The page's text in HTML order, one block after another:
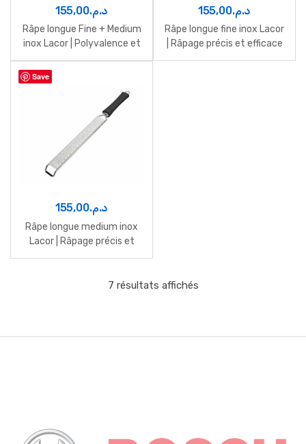
د.م.155,00
Râpe longue Fine + Medium
inox Lacor | Polyvalence et
précision
د.م.155,00
Râpe longue fine inox Lacor
| Râpage précis et efficace
Save
د.م.155,00
Râpe longue medium inox
Lacor | Râpage précis et
polyvalent
7 résultats affichés